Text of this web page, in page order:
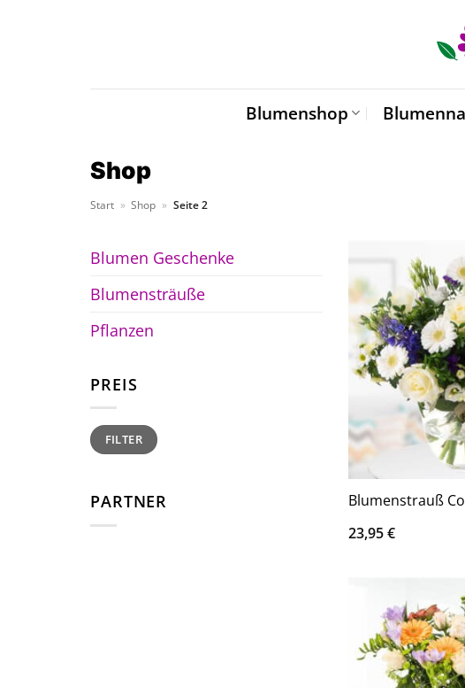
Blumenshop
Shop
Start » Shop » Seite 2
Blumen Geschenke
Blumensträuße
Pflanzen
PREIS
Min.
Preis
Max.
PreisFILTER
PARTNER
Blumenstrauß
23,95€